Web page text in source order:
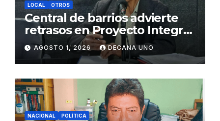
LOCAL OTROS
Central de barrios advierte
retrasos en Proyecto Integral
de Agua y Alcantarillado para
Juliaca
AGOSTO 1, 2026 DECANA UNO
NACIONAL POLÍTICA